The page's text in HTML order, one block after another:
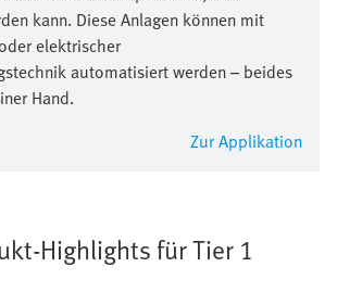
kann. Diese Anlagen können mit
elektrischer
automatisiert werden – beides
Hand.
Zur Applikation
Highlights für Tier 1